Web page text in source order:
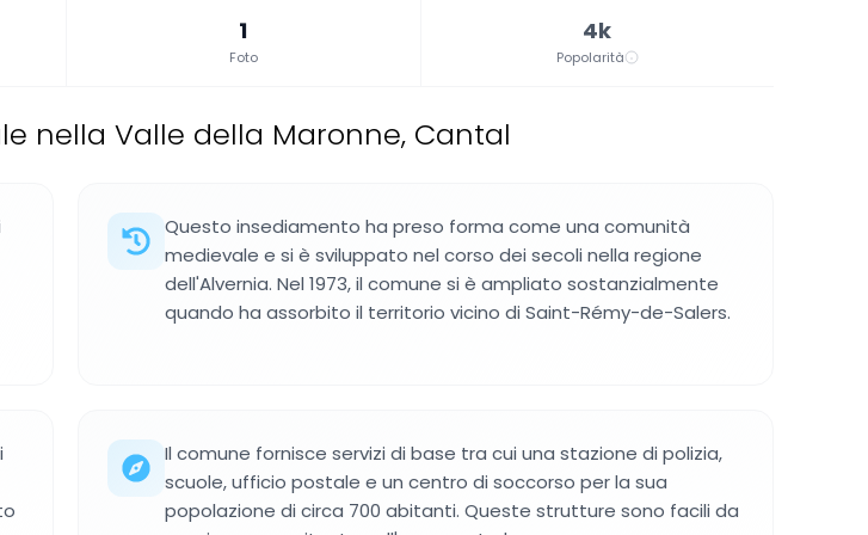
1
Foto
4k
Popolarità
nella Valle della Maronne, Cantal
Questo insediamento ha preso forma come una comunità
medievale e si è sviluppato nel corso dei secoli nella regione
dell'Alvernia. Nel 1973, il comune si è ampliato sostanzialmente
quando ha assorbito il territorio vicino di Saint-Rémy-de-Salers.
Il comune fornisce servizi di base tra cui una stazione di polizia,
scuole, ufficio postale e un centro di soccorso per la sua
popolazione di circa 700 abitanti. Queste strutture sono facili da